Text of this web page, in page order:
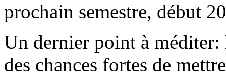
prochain semestre, début
Un dernier point à méditer:
des chances fortes de